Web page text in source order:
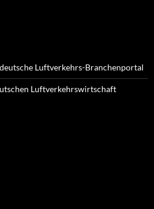
Luftverkehrs-Branchenportal
Luftverkehrswirtschaft